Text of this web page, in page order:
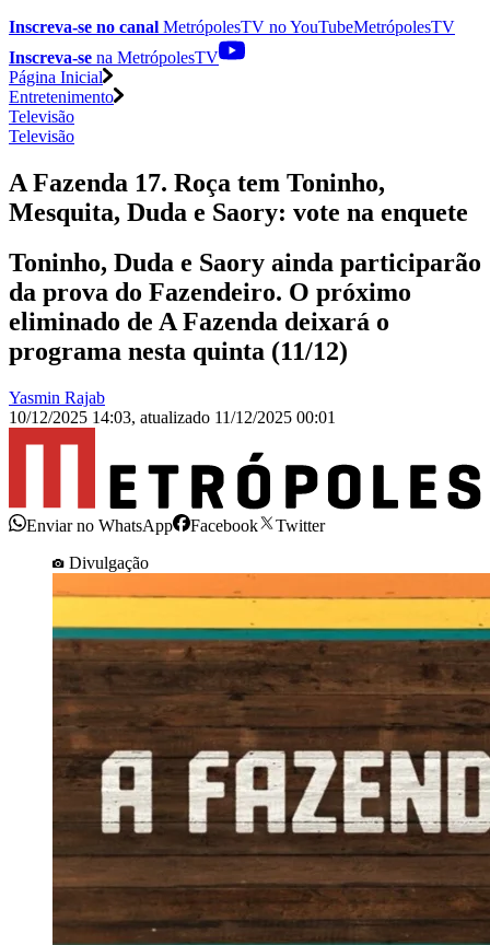
Inscreva-se no canal MetrópolesTV noYouTubeMetrópolesTV
Inscreva-se na MetrópolesTV
Página Inicial
Entretenimento
Televisão
Televisão
A Fazenda 17. Roça tem Toninho,
Mesquita, Duda e Saory: vote na enquete
Toninho, Duda e Saory ainda participarão
da prova do Fazendeiro. O próximo
eliminado de A Fazenda deixará o
programa nesta quinta (11/12)
Yasmin Rajab
10/12/2025 14:03, atualizado 11/12/2025 00:01
Enviar no WhatsApp Facebook
Twitter
Divulgação